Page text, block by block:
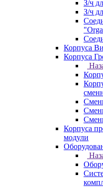
З/ч
З/ч
Корпуса
Корпуса
Корпуса
модули